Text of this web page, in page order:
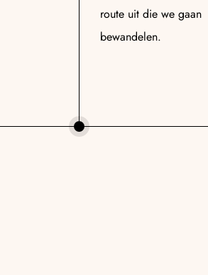
route uit die we gaan
bewandelen.